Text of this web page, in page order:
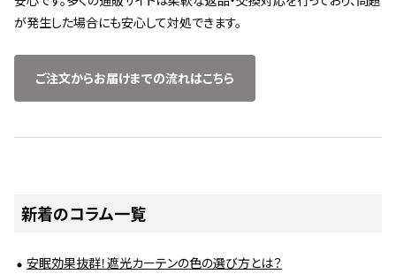
が発生した場合にも安心して対処できます。
ご注文からお届けまでの流れはこちら
新着のコラム一覧
安眠効果抜群！遮光カーテンの色の選び方とは？